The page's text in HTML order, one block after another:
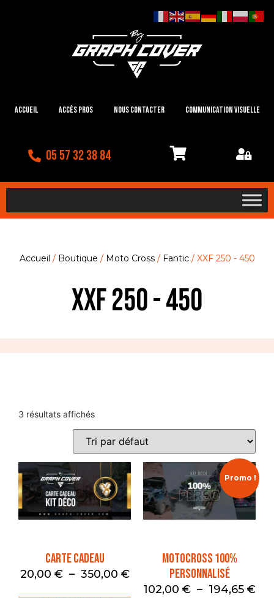
Accueil Accès Pros Nous contacter Communication visuelle
05 57 32 38 84
Accueil / Boutique / Moto Cross/ Fantic/ XXF 250 - 450
XXF 250 - 450
3 résultats affichés
Carte Cadeau
20,00 € – 350,00 €
Promo !
Motocross 100%
Personnalisé
102,00 € – 194,65 €